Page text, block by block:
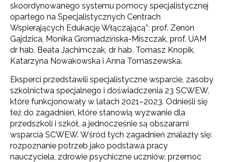
skoordynowanego systemu pomocy specjalistycznej
opartego na Specjalistycznych Centrach
Wspierających Edukację Włączającą”: prof. Zenon
Gajdzica, Monika Gromadzińska-Miszczak, prof. UAM
dr hab. Beata Jachimczak, dr hab. Tomasz Knopik,
Katarzyna Nowakowska i Anna Tomaszewska.
Eksperci przedstawili specjalistyczne wsparcie, zasoby
szkolnictwa specjalnego i doświadczenia 23 SCWEW,
które funkcjonowały w latach 2021–2023. Odnieśli się
też do zagadnień, które stanowią wyzwanie dla
przedszkoli i szkół, a jednocześnie są obszarami
wsparcia SCWEW. Wśród tych zagadnień znalazły się:
rozpoznanie potrzeb jako podstawa pracy
nauczyciela, zdrowie psychiczne uczniów, przemoc